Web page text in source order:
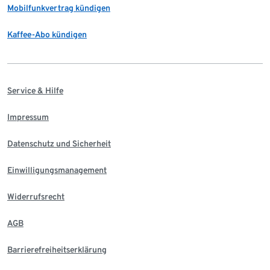
Mobilfunkvertrag kündigen
Kaffee-Abo kündigen
Service & Hilfe
Impressum
Datenschutz und Sicherheit
Einwilligungsmanagement
Widerrufsrecht
AGB
Barrierefreiheitserklärung